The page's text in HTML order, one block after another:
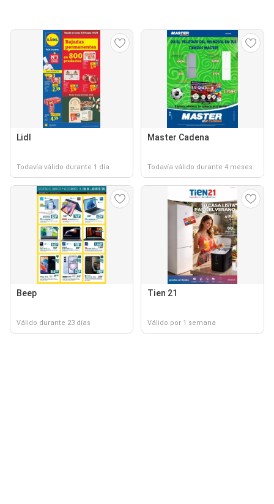
Lidl
Todavía válido durante 1 día
Master Cadena
Todavía válido durante 4 meses
Beep
Válido durante 23 días
Tien 21
Válido por 1 semana